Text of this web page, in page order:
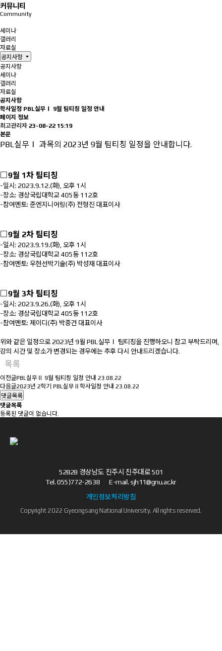
커뮤니티
Community
세미나
갤러리
자료실
공지사항
공지사항
세미나
갤러리
자료실
공지사항
학사일정 PBL실무Ⅰ 9월 팀티칭 일정 안내
페이지 정보
최고관리자 23-08-22 15:19
본문
PBL실무Ⅰ 과목의 2023년 9월 팀티칭 일정을 안내합니다.
□9월 1차 팀티칭
-일시: 2023.9.12.(화), 오후 1시
-장소: 경상국립대학교 405동 112호
-참여멘토: 준엔지니어링(주) 전형진 대표이사
□9월 2차 팀티칭
-일시: 2023.9.19.(화), 오후 1시
-장소: 경상국립대학교 405동 112호
-참여멘토: 우현선박기술(주) 박성재 대표이사
□9월 3차 팀티칭
-일시: 2023.9.26.(화), 오후 1시
-장소: 경상국립대학교 405동 112호
-참여멘토: 제이디(주) 박중건 대표이사
위와 같은 일정으로 2023년 9월 PBL실무Ⅰ 팀티칭을 진행하오니 참고 부탁드리며,
강의 시간 및 장소가 변경되는 경우에는 추후 다시 안내드리겠습니다.
목록
이전글PBL실무Ⅱ 9월 팀티칭 일정 안내 23.08.22
다음글2023년 2학기 PBL실무Ⅱ학사일정 안내 23.08.22
댓글목록
댓글목록
등록된 댓글이 없습니다.
52828 경상남도 진주시 진주대로 501
Tel.055)772-2638 E-mail.sjh11@gnu.ac.kr
개인정보처리방침
Copyright 2022 Gyeongsang National University. All rights reserved.